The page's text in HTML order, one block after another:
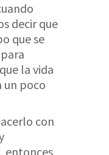
decir que
que se
la vida
un poco
con
entonces